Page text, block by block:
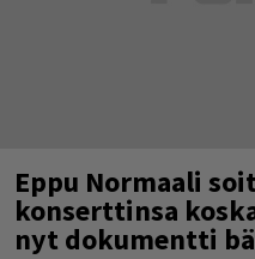
Eppu Normaali
konserttinsa
nyt dokumentti